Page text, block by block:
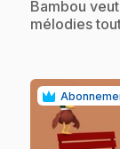
Bambou
mélodies